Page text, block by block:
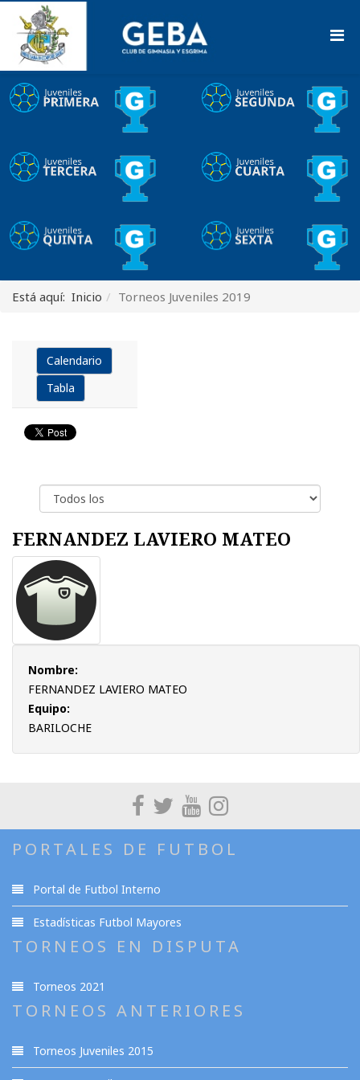
Está aquí: Inicio Torneos Juveniles 2019
Calendario
Tabla
FERNANDEZ LAVIERO MATEO
Nombre:
FERNANDEZ LAVIERO MATEO
Equipo:
BARILOCHE
PORTALES DE FUTBOL
Portal de Futbol Interno
Estadísticas Futbol Mayores
TORNEOS EN DISPUTA
Torneos 2021
TORNEOS ANTERIORES
Torneos Juveniles 2015